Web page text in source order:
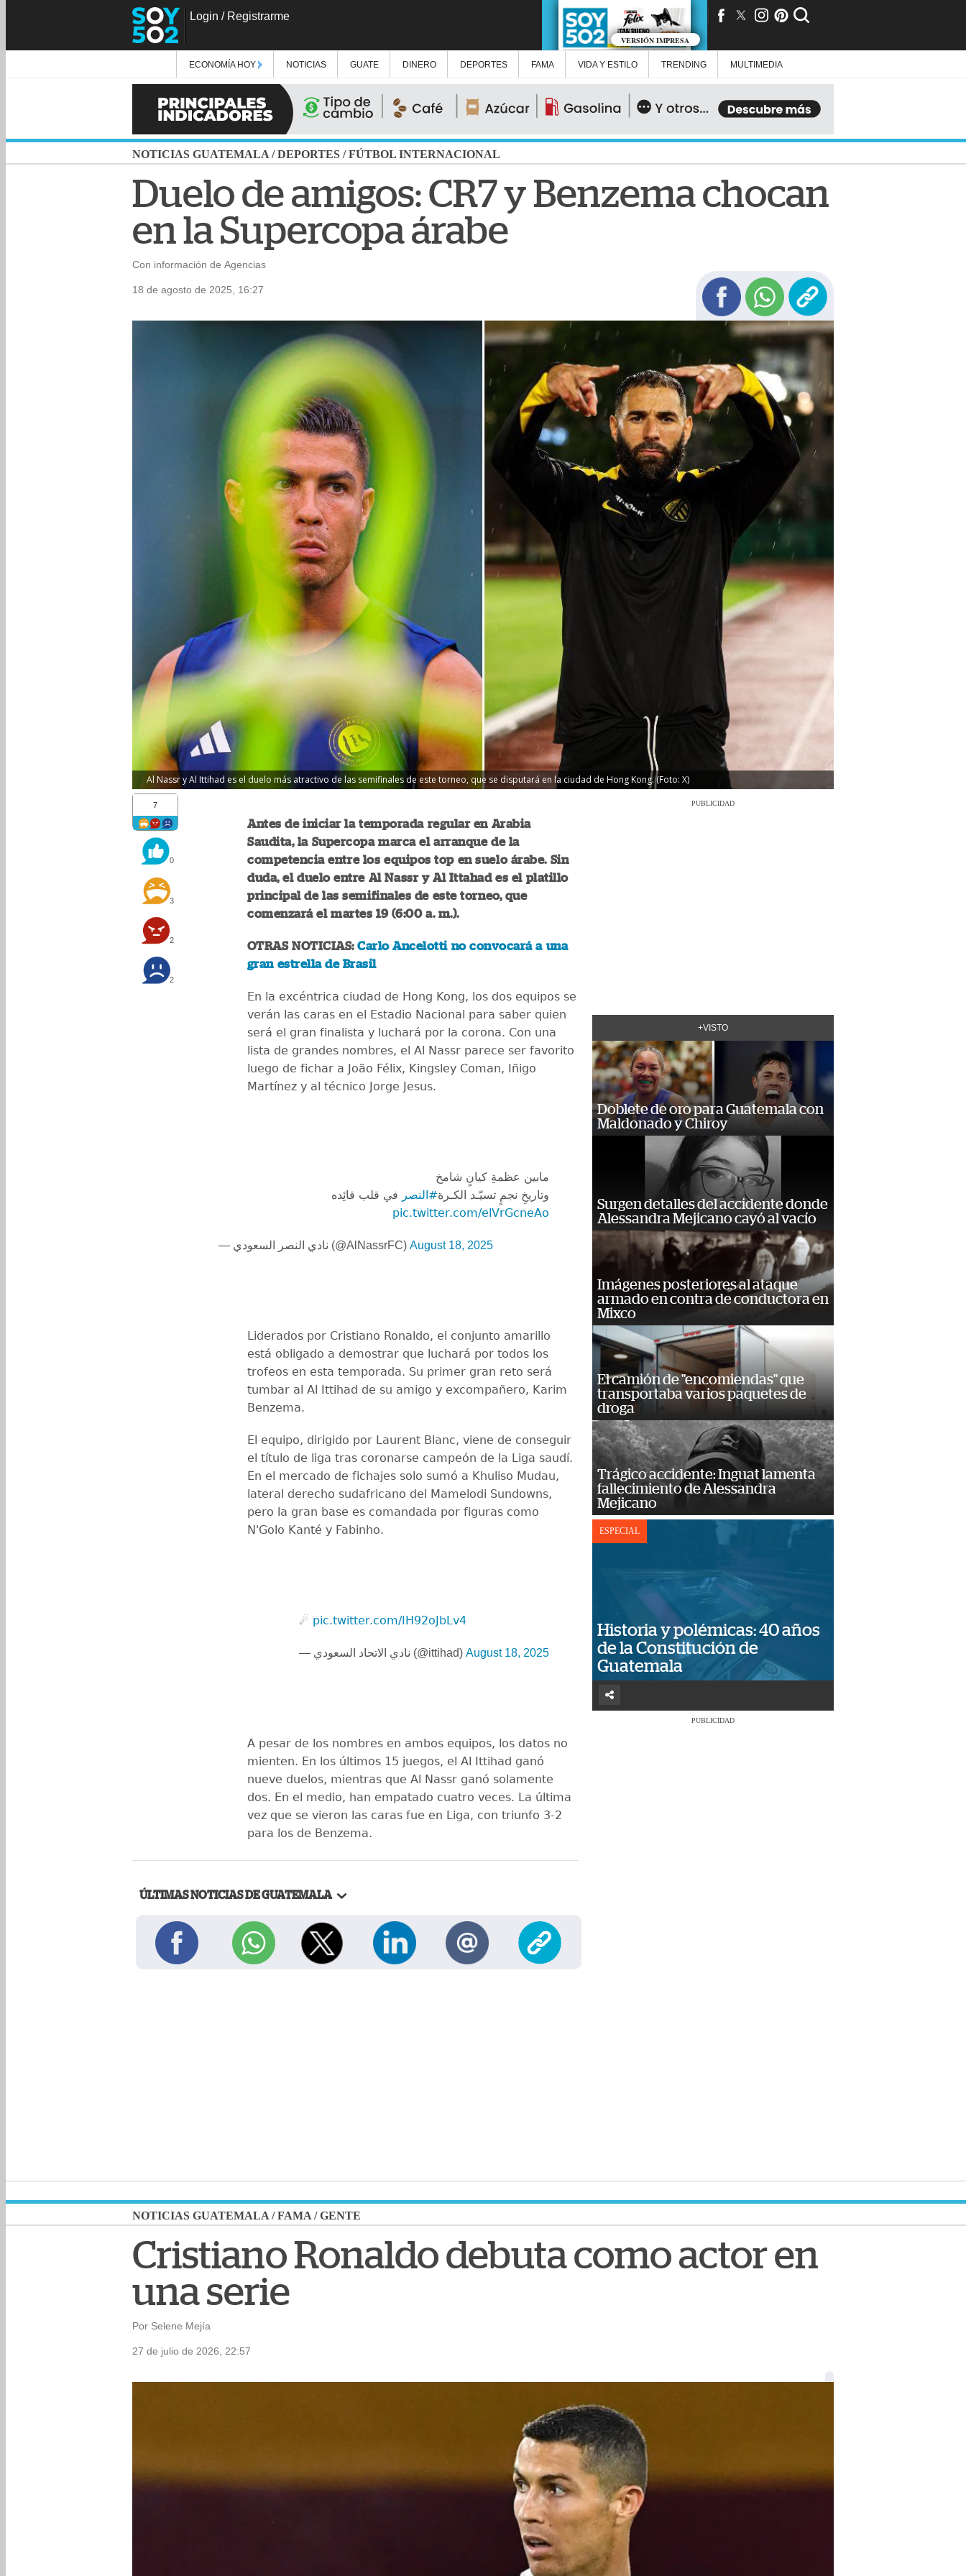
Login / Registrarme
VERSIÓN IMPRESA
ECONOMÍA HOY NOTICIAS GUATE DINERO DEPORTES FAMA VIDA Y ESTILO TRENDING MULTIMEDIA
NOTICIAS GUATEMALA /DEPORTES /FÚTBOL INTERNACIONAL
Duelo de amigos: CR7 y Benzema chocan
en la Supercopa árabe
Con información de Agencias
18 de agosto de 2025, 16:27
Al Nassr y Al Ittihad es el duelo más atractivo de las semifinales de este torneo, que se disputará en la ciudad de Hong Kong. (Foto: X)
7
0
3
2
2
Antes de iniciar la temporada regular en Arabia
Saudita, la Supercopa marca el arranque de la
competencia entre los equipos top en suelo árabe. Sin
duda, el duelo entre Al Nassr y Al Ittahad es el platillo
principal de las semifinales de este torneo, que
comenzará el martes 19 (6:00 a. m.).
OTRAS NOTICIAS:Carlo Ancelotti no convocará a una
gran estrella de Brasil
En la excéntrica ciudad de Hong Kong, los dos equipos se
verán las caras en el Estadio Nacional para saber quien
será el gran finalista y luchará por la corona. Con una
lista de grandes nombres, el Al Nassr parece ser favorito
luego de fichar a João Félix, Kingsley Coman, Iñigo
Martínez y al técnico Jorge Jesus.
مابين عظمةِ كيانٍ شامخ
وتاريخِ نجمٍ تسيّـد الكـرة#النصر في قلب قائِده
pic.twitter.com/elVrGcneAo
— نادي النصر السعودي (@AlNassrFC) August 18, 2025
Liderados por Cristiano Ronaldo, el conjunto amarillo
está obligado a demostrar que luchará por todos los
trofeos en esta temporada. Su primer gran reto será
tumbar al Al Ittihad de su amigo y excompañero, Karim
Benzema.
El equipo, dirigido por Laurent Blanc, viene de conseguir
el título de liga tras coronarse campeón de la Liga saudí.
En el mercado de fichajes solo sumó a Khuliso Mudau,
lateral derecho sudafricano del Mamelodi Sundowns,
pero la gran base es comandada por figuras como
N'Golo Kanté y Fabinho.
☄️ pic.twitter.com/IH92oJbLv4
— نادي الاتحاد السعودي (@ittihad) August 18, 2025
A pesar de los nombres en ambos equipos, los datos no
mienten. En los últimos 15 juegos, el Al Ittihad ganó
nueve duelos, mientras que Al Nassr ganó solamente
dos. En el medio, han empatado cuatro veces. La última
vez que se vieron las caras fue en Liga, con triunfo 3-2
para los de Benzema.
ÚLTIMAS NOTICIAS DE GUATEMALA
PUBLICIDAD
+VISTO
Doblete de oro para Guatemala con
Maldonado y Chiroy
Surgen detalles del accidente donde
Alessandra Mejicano cayó al vacío
Imágenes posteriores al ataque
armado en contra de conductora en
Mixco
El camión de "encomiendas" que
transportaba varios paquetes de
droga
Trágico accidente: Inguat lamenta
fallecimiento de Alessandra
Mejicano
ESPECIAL
Historia y polémicas: 40 años
de la Constitución de
Guatemala
PUBLICIDAD
NOTICIAS GUATEMALA /FAMA /GENTE
Cristiano Ronaldo debuta como actor en
una serie
Por Selene Mejía
27 de julio de 2026, 22:57